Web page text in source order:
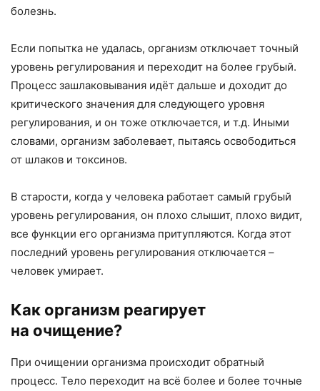
болезнь.
Если попытка не удалась, организм отключает точный
уровень регулирования и переходит на более грубый.
Процесс зашлаковывания идёт дальше и доходит до
критического значения для следующего уровня
регулирования, и он тоже отключается, и т.д. Иными
словами, организм заболевает, пытаясь освободиться
от шлаков и токсинов.
В старости, когда у человека работает самый грубый
уровень регулирования, он плохо слышит, плохо видит,
все функции его организма притупляются. Когда этот
последний уровень регулирования отключается –
человек умирает.
Как организм реагирует
на очищение?
При очищении организма происходит обратный
процесс. Тело переходит на всё более и более точные